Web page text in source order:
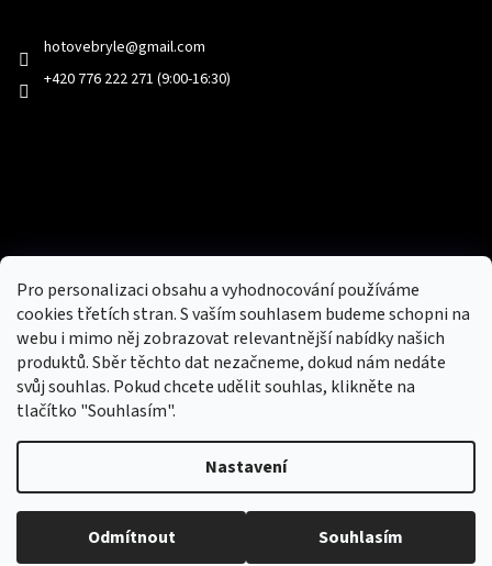
Pro personalizaci obsahu a vyhodnocování používáme
cookies třetích stran. S vaším souhlasem budeme schopni na
webu i mimo něj zobrazovat relevantnější nabídky našich
produktů. Sběr těchto dat nezačneme, dokud nám nedáte
svůj souhlas. Pokud chcete udělit souhlas, klikněte na
tlačítko "Souhlasím".
Nastavení
Odmítnout Souhlasím
hotovebryle@gmail.com
+420 776 222 271 (9:00-16:30)
Nový obchod s batohy, cestovními zavazadly, tašky a peněženky
Copyright 2026hotovebryle.cz
. Všechna práva